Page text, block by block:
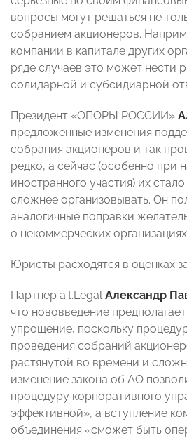
вопросы могут решаться не
собранием акционеров.
компании в капитале других
ряде случаев это может нести
солидарной и субсидиарной
Президент «ОПОРЫ РОССИИ»
предложенные изменения
собрания акционеров и так
редко, а сейчас (особенно при
иностранного участия) их
сложнее организовывать. Он
аналогичные поправки
о некоммерческих
Юристы расходятся в оценках
Партнер a.t.LegalАлександр
что нововведение
упрощение, поскольку
проведения собраний
растянутой во времени и
изменение закона об АО
процедуру корпоративного
эффективной», а вступление
объединения «сможет быть